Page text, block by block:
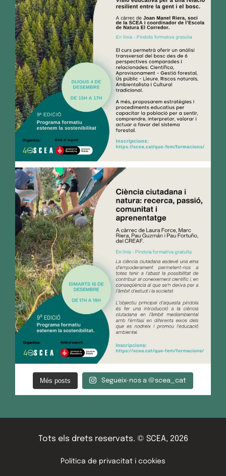
Més posts Segueix-nos a @scea_cat
Tots els drets reservats. © SCEA, 2026
Política de privacitat i cookies